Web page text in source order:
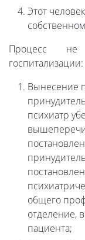
Этот
Процесс не
госпитализации:
Вынесение
психиатр
общего
отделение,
пациента;